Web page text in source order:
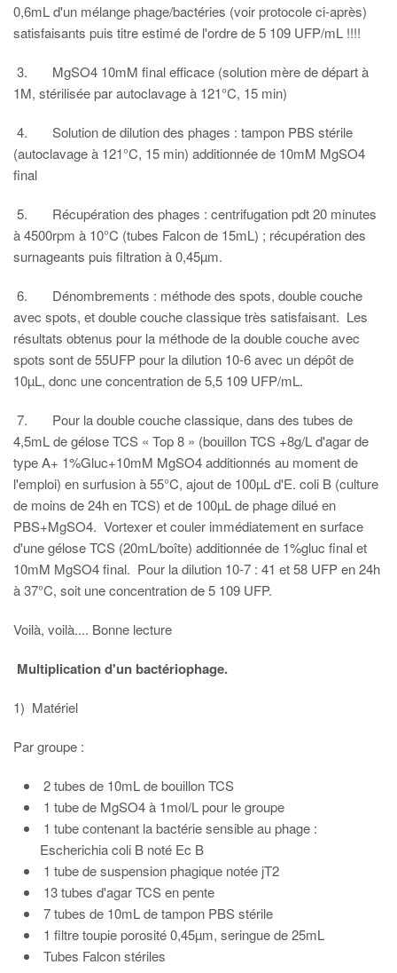
0,6mL d'un mélange phage/bactéries (voir protocole ci-après)
satisfaisants puis titre estimé de l'ordre de 5 109 UFP/mL !!!!
3. MgSO4 10mM final efficace (solution mère de départ à
1M, stérilisée par autoclavage à 121°C, 15 min)
4. Solution de dilution des phages : tampon PBS stérile
(autoclavage à 121°C, 15 min) additionnée de 10mM MgSO4
final
5. Récupération des phages : centrifugation pdt 20 minutes
à 4500rpm à 10°C (tubes Falcon de 15mL) ; récupération des
surnageants puis filtration à 0,45µm.
6. Dénombrements : méthode des spots, double couche
avec spots, et double couche classique très satisfaisant. Les
résultats obtenus pour la méthode de la double couche avec
spots sont de 55UFP pour la dilution 10-6 avec un dépôt de
10µL, donc une concentration de 5,5 109 UFP/mL.
7. Pour la double couche classique, dans des tubes de
4,5mL de gélose TCS « Top 8 » (bouillon TCS +8g/L d'agar de
type A+ 1%Gluc+10mM MgSO4 additionnés au moment de
l'emploi) en surfusion à 55°C, ajout de 100µL d'E. coli B (culture
de moins de 24h en TCS) et de 100µL de phage dilué en
PBS+MgSO4. Vortexer et couler immédiatement en surface
d'une gélose TCS (20mL/boîte) additionnée de 1%gluc final et
10mM MgSO4 final. Pour la dilution 10-7 : 41 et 58 UFP en 24h
à 37°C, soit une concentration de 5 109 UFP.
Voilà, voilà.... Bonne lecture
Multiplication d'un bactériophage.
1) Matériel
Par groupe :
2 tubes de 10mL de bouillon TCS
1 tube de MgSO4 à 1mol/L pour le groupe
1 tube contenant la bactérie sensible au phage :
Escherichia coli B noté Ec B
1 tube de suspension phagique notée jT2
13 tubes d'agar TCS en pente
7 tubes de 10mL de tampon PBS stérile
1 filtre toupie porosité 0,45µm, seringue de 25mL
Tubes Falcon stériles